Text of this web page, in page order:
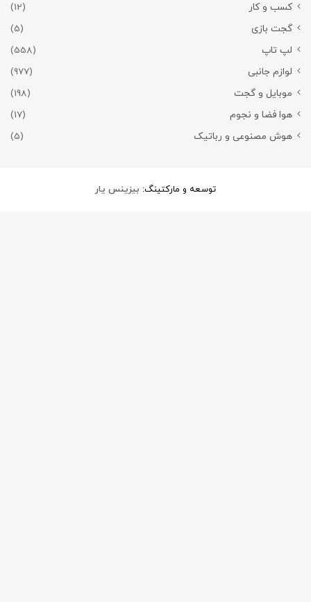
کسب و کار
(12)
گجت بازی
(5)
لپ تاپ
(558)
لوازم جانبی
(977)
موبایل و گجت
(198)
هوا فضا و نجوم
(17)
هوش مصنوعی و رباتیک
(5)
توسعه و مارکتینگ: بیزینس یار